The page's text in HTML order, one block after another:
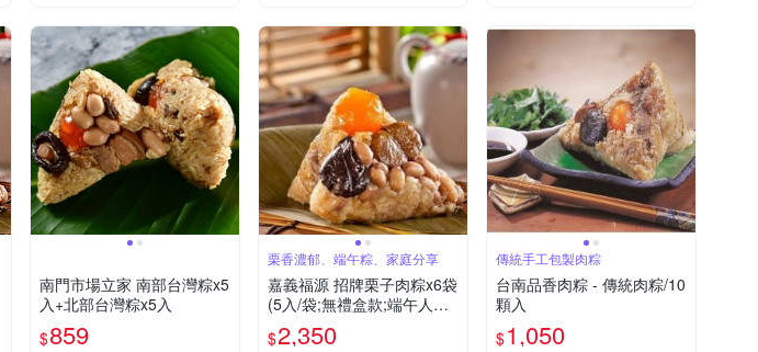
南門市場立家 南部台灣粽x5
入+北部台灣粽x5入
$859
栗香濃郁、端午粽、家庭分享
嘉義福源 招牌栗子肉粽x6袋
(5入/袋;無禮盒款;端午人氣
粽)
$2,350
傳統手工包製肉粽
台南品香肉粽 - 傳統肉粽/10
顆入
$1,050